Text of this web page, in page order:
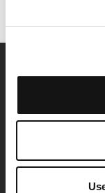
OpenRunner
Carrières
Contact